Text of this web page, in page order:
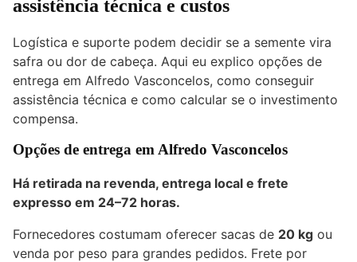
assistência técnica e custos
Logística e suporte podem decidir se a semente vira
safra ou dor de cabeça. Aqui eu explico opções de
entrega em Alfredo Vasconcelos, como conseguir
assistência técnica e como calcular se o investimento
compensa.
Opções de entrega em Alfredo Vasconcelos
Há retirada na revenda, entrega local e frete
expresso em 24–72 horas.
Fornecedores costumam oferecer sacas de 20 kg ou
venda por peso para grandes pedidos. Frete por